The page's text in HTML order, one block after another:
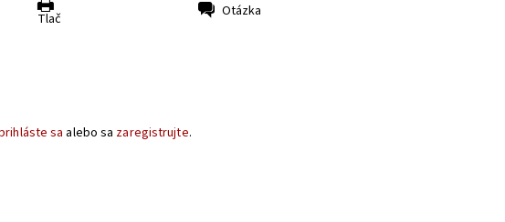
Tlač Otázka
sa alebo sa zaregistrujte.